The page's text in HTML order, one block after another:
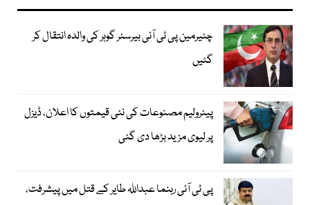
چئیرمین پی ٹی آئی بیرسٹر گوہر کی والدہ انتقال کر
گئیں
پیٹرولیم مصنوعات کی نئی قیمتوں کا اعلان، ڈیزل
پر لیوی مزید بڑھا دی گئی
پی ٹی آئی رہنما عبداللہ طایر کے قتل میں پیشرفت،